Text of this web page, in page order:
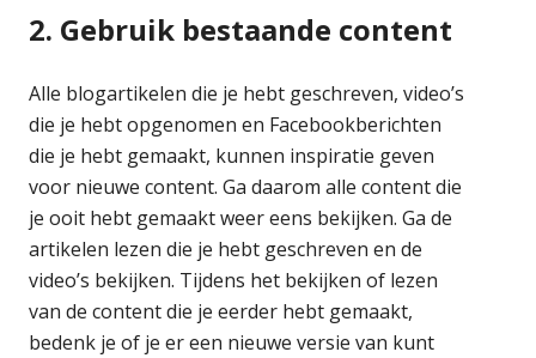
2. Gebruik bestaande content
Alle blogartikelen die je hebt geschreven, video’s
die je hebt opgenomen en Facebookberichten
die je hebt gemaakt, kunnen inspiratie geven
voor nieuwe content. Ga daarom alle content die
je ooit hebt gemaakt weer eens bekijken. Ga de
artikelen lezen die je hebt geschreven en de
video’s bekijken. Tijdens het bekijken of lezen
van de content die je eerder hebt gemaakt,
bedenk je of je er een nieuwe versie van kunt